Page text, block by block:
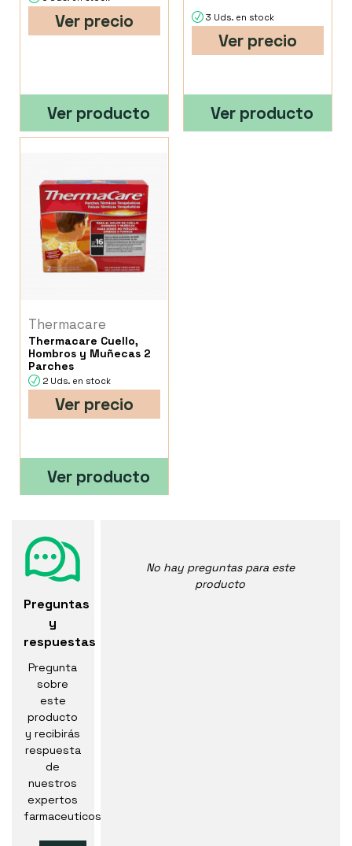
Ver precio
Ver producto
3 Uds. en stock
Ver precio
Ver producto
Thermacare
Thermacare Cuello,
Hombros y Muñecas 2
Parches
2 Uds. en stock
Ver precio
Ver producto
Preguntas
y
respuestas
Pregunta
sobre
este
producto
y recibirás
respuesta
de
nuestros
expertos
farmaceuticos
No hay preguntas para este
producto